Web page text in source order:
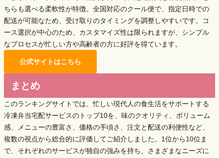
ちらも選べる柔軟性が特徴。全国対応のクール便で、 指定日時での
配送が可能なため、受け取りのタイミングを調整しやすいです。コ
ース選択が中心のため、カスタマイズ性は限られますが、シンプル
なプロセスが忙しい方や高齢者の方に好評を得ています。
公式サイトはこちら
まとめ
このランキングサイトでは、忙しい現代人の食生活をサポートする
冷凍弁当宅配サービスのトップ10を、味のクオリティ、ボリューム
感、メニューの豊富さ、価格の手頃さ、注文と配送の利便性など、
複数の視点から総合的に評価してご紹介しました。1位から10位ま
で、それぞれのサービスが独自の強みを持ち、さまざまなニーズに